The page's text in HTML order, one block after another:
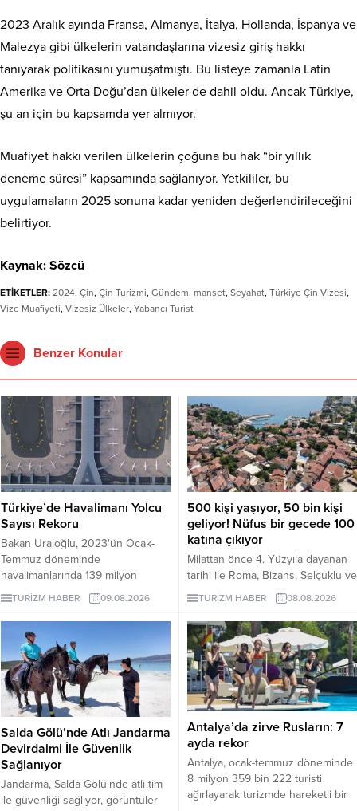
2023 Aralık ayında Fransa, Almanya, İtalya, Hollanda, İspanya ve
Malezya gibi ülkelerin vatandaşlarına vizesiz giriş hakkı
tanıyarak politikasını yumuşatmıştı. Bu listeye zamanla Latin
Amerika ve Orta Doğu’dan ülkeler de dahil oldu. Ancak Türkiye,
şu an için bu kapsamda yer almıyor.
Muafiyet hakkı verilen ülkelerin çoğuna bu hak “bir yıllık
deneme süresi” kapsamında sağlanıyor. Yetkililer, bu
uygulamaların 2025 sonuna kadar yeniden değerlendirileceğini
belirtiyor.
Kaynak: Sözcü
ETİKETLER: 2024, Çin, Çin Turizmi, Gündem, manset, Seyahat, Türkiye Çin Vizesi,
Vize Muafiyeti, Vizesiz Ülkeler, Yabancı Turist
Benzer Konular
Türkiye’de Havalimanı Yolcu
Sayısı Rekoru
Bakan Uraloğlu, 2023'ün Ocak-
Temmuz döneminde
havalimanlarında 139 milyon
yolcuya hizmet verildiğini açıkladı.
TURİZM HABER 09.08.2026
500 kişi yaşıyor, 50 bin kişi
geliyor! Nüfus bir gecede 100
katına çıkıyor
Milattan önce 4. Yüzyıla dayanan
tarihi ile Roma, Bizans, Selçuklu ve
Osmanlı dönemlerine ev sahipliği
yapan Antalya'nın turizm merkezi
Kaleiçi'nin yaklaşık 500 kişi olan
nüfusu özellikle yaz ayları ve
turizm döneminde 100 katına
çıkıyor.
TURİZM HABER 08.08.2026
Salda Gölü’nde Atlı Jandarma
Devirdaimi İle Güvenlik
Sağlanıyor
Jandarma, Salda Gölü'nde atlı tim
ile güvenliği sağlıyor, görüntüler
Antalya’da zirve Rusların: 7
ayda rekor
Antalya, ocak-temmuz döneminde
8 milyon 359 bin 222 turisti
ağırlayarak turizmde hareketli bir